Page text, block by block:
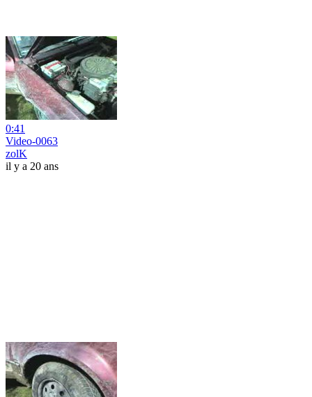
0:41
Video-0063
zolK
il y a 20 ans